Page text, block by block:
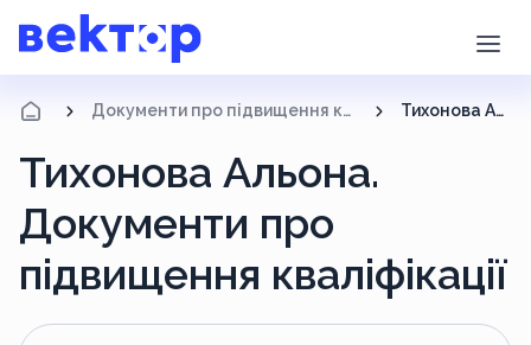
Документи про підвищення кваліфікації Тихонова Альона
Тихонова Альона.
Документи про
підвищення кваліфікації